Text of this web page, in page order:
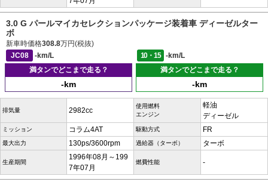
3.0 G パールマイカセレクションパッケージ装着車 ディーゼルター
ボ
新車時価格308.8万円(税抜)
JC08
-km/L 10・15
-km/L
満タンでどこまで走る？
-km
満タンでどこまで走る？
-km
排気量 2982cc
使用燃料
エンジン
軽油
ディーゼル
ミッション コラム4AT 駆動方式 FR
最大出力 130ps/3600rpm 過給器（ターボ） ターボ
生産期間
1996年08月～199
7年07月
燃費性能 -